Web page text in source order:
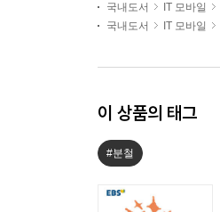
국내도서 IT 모바일
국내도서
IT 모바일
이 상품의 태그
#분철